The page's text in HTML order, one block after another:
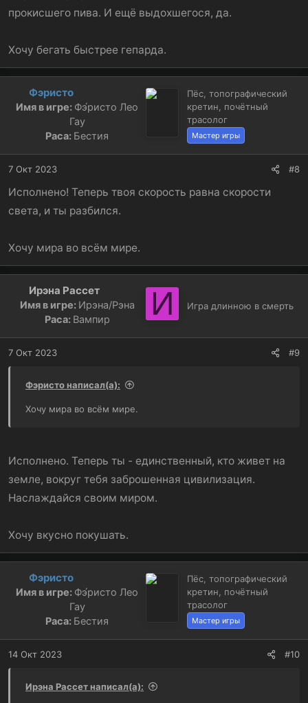
прокисшего пива. И ещё выдохшегося, да.
Хочу бегать быстрее гепарда.
Фэристо
Имя в игре: Фэ́ристо Лео
Гау
Раса: Бестия
Пёс, топографический
кретин, почётный
трасолог
Мастер игры
7 Окт 2023 #8
Исполнено! Теперь твоя скорость равна скорости
света, и ты разбился.
Хочу мира во всём мире.
Ирэна Рассет
Имя в игре: Ирэна/Рэна
Раса: Вампир И Игра длинною в смерть
7 Окт 2023 #9
Фэристо написал(а):
Хочу мира во всём мире.
Исполнено. Теперь ты - единственный, кто живет на
земле, вокруг тебя заброшенная цивилизация.
Наслаждайся своим миром.
Хочу вкусно покушать.
Фэристо
Имя в игре: Фэ́ристо Лео
Гау
Раса: Бестия
Пёс, топографический
кретин, почётный
трасолог
Мастер игры
14 Окт 2023 #10
Ирэна Рассет написал(а):